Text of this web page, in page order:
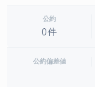
公約
0件
公約偏差値